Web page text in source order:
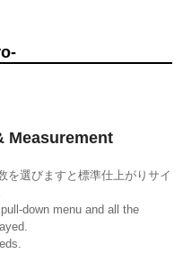
Measurement
を選びますと標準仕上がりサイ
down menu and all the